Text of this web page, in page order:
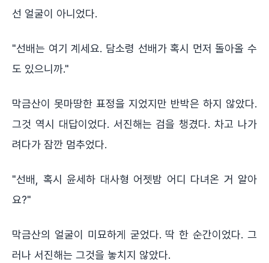
선 얼굴이 아니었다.
"선배는 여기 계세요. 담소령 선배가 혹시 먼저 돌아올 수
도 있으니까."
막금산이 못마땅한 표정을 지었지만 반박은 하지 않았다.
그것 역시 대답이었다. 서진해는 검을 챙겼다. 차고 나가
려다가 잠깐 멈추었다.
"선배, 혹시 윤세하 대사형 어젯밤 어디 다녀온 거 알아
요?"
막금산의 얼굴이 미묘하게 굳었다. 딱 한 순간이었다. 그
러나 서진해는 그것을 놓치지 않았다.